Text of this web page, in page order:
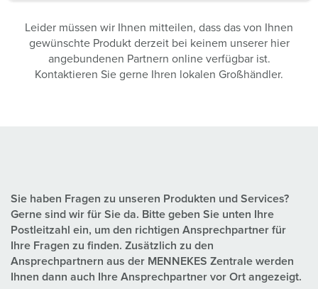
Leider müssen wir Ihnen mitteilen, dass das von Ihnen
gewünschte Produkt derzeit bei keinem unserer hier
angebundenen Partnern online verfügbar ist.
Kontaktieren Sie gerne Ihren lokalen Großhändler.
Sie haben Fragen zu unseren Produkten und Services?
Gerne sind wir für Sie da. Bitte geben Sie unten Ihre
Postleitzahl ein, um den richtigen Ansprechpartner für
Ihre Fragen zu finden. Zusätzlich zu den
Ansprechpartnern aus der MENNEKES Zentrale werden
Ihnen dann auch Ihre Ansprechpartner vor Ort angezeigt.